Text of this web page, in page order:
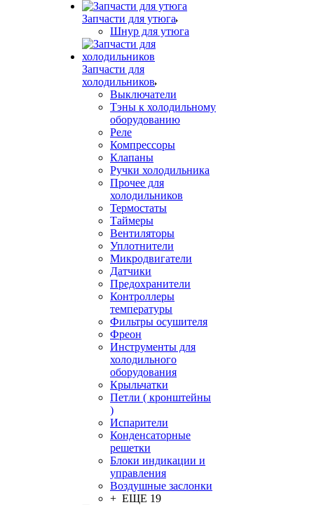
Запчасти для утюга
Шнур для утюга
Запчасти для
холодильников
Выключатели
Тэны к холодильному
оборудованию
Реле
Компрессоры
Клапаны
Ручки холодильника
Прочее для
холодильников
Термостаты
Таймеры
Вентиляторы
Уплотнители
Микродвигатели
Датчики
Предохранители
Контроллеры
температуры
Фильтры осушителя
Фреон
Инструменты для
холодильного
оборудования
Крыльчатки
Петли ( кронштейны
)
Испарители
Конденсаторные
решетки
Блоки индикации и
управления
Воздушные заслонки
+ ЕЩЕ 19